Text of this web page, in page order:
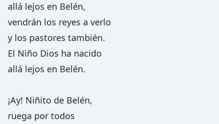
allá lejos en Belén,
vendrán los reyes a verlo
y los pastores también.
El Niño Dios ha nacido
allá lejos en Belén.
¡Ay! Niñito de Belén,
ruega por todos